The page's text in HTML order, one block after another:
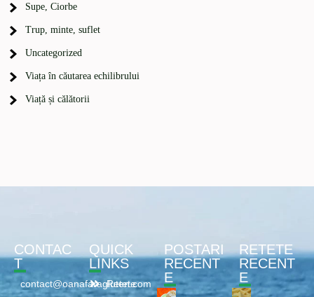
Supe, Ciorbe
Trup, minte, suflet
Uncategorized
Viața în căutarea echilibrului
Viață și călătorii
CONTAC
T
contact@oanafaragluten.com
QUICK
LINKS
Retete
POSTARI
RECENT
E
RETETE
RECENT
E